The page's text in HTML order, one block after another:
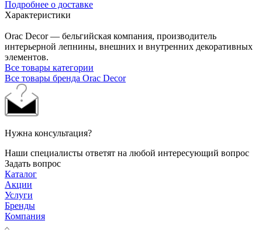
Подробнее о доставке
Характеристики
Orac Decor — бельгийская компания, производитель
интерьерной лепнины, внешних и внутренних декоративных
элементов.
Все товары категории
Все товары бренда Orac Decor
Нужна консультация?
Наши специалисты ответят на любой интересующий вопрос
Задать вопрос
Каталог
Акции
Услуги
Бренды
Компания